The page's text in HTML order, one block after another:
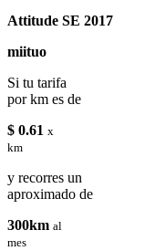
Attitude SE 2017
miituo
Si tu tarifa
por km es de
$ 0.61 x
km
y recorres un
aproximado de
300km al
mes